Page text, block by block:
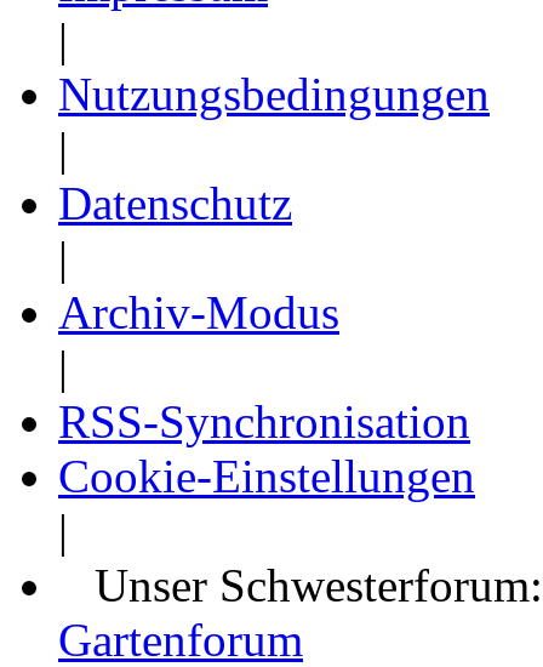
|
Nutzungsbedingungen
|
Datenschutz
|
Archiv-Modus
|
RSS-Synchronisation
Cookie-Einstellungen
|
Unser
Gartenforum